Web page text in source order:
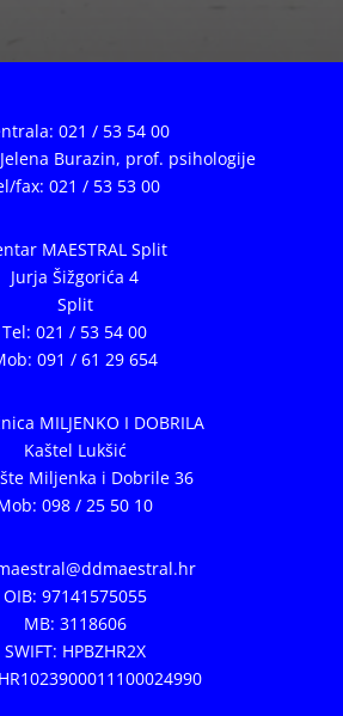
021 / 53 54 00
Burazin, prof. psihologije
fax: 021 / 53 53 00
MAESTRAL Split
Jurja Šižgorića 4
Split
Tel: 021 / 53 54 00
091 / 61 29 654
MILJENKO I DOBRILA
Kaštel Lukšić
Miljenka i Dobrile 36
098 / 25 50 10
OIB: 97141575055
MB: 3118606
SWIFT: HPBZHR2X